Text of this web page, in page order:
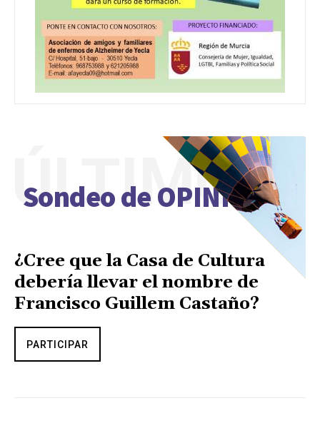
Sondeo de OPINIÓN
ÚLTIMO
¿Cree que la Casa de Cultura
debería llevar el nombre de
Francisco Guillem Castaño?
PARTICIPAR